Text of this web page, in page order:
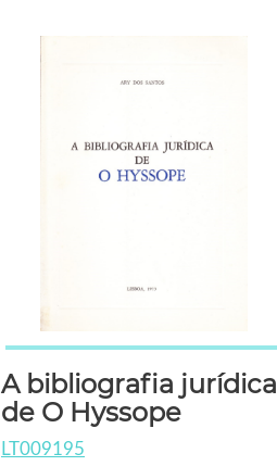
A bibliografia jurídica
de O Hyssope
LT009195